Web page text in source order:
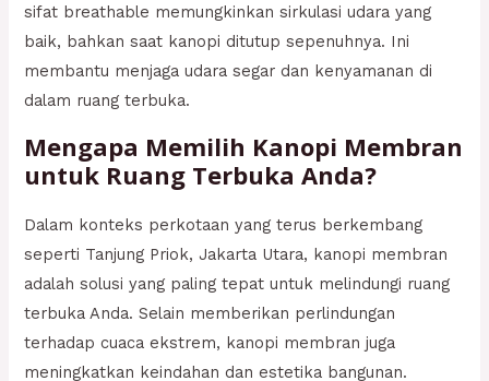
sifat breathable memungkinkan sirkulasi udara yang
baik, bahkan saat kanopi ditutup sepenuhnya. Ini
membantu menjaga udara segar dan kenyamanan di
dalam ruang terbuka.
Mengapa Memilih Kanopi Membran
untuk Ruang Terbuka Anda?
Dalam konteks perkotaan yang terus berkembang
seperti Tanjung Priok, Jakarta Utara, kanopi membran
adalah solusi yang paling tepat untuk melindungi ruang
terbuka Anda. Selain memberikan perlindungan
terhadap cuaca ekstrem, kanopi membran juga
meningkatkan keindahan dan estetika bangunan.